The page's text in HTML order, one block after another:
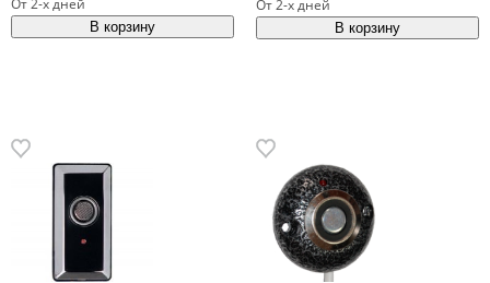
От 2-х дней От 2-х дней